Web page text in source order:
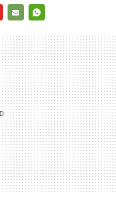
MAIL